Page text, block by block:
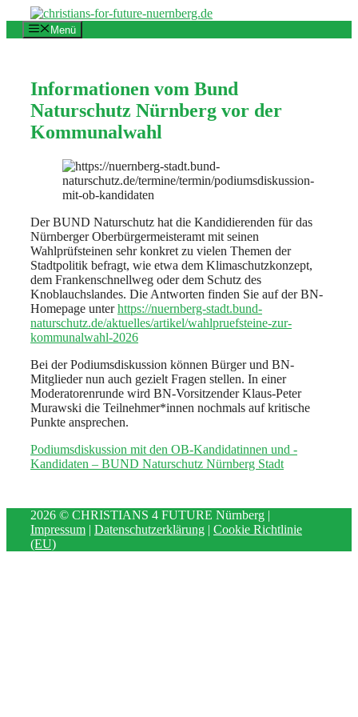
Inhalt
springen
Menü
Informationen vom Bund
Naturschutz Nürnberg vor der
Kommunalwahl
Der BUND Naturschutz hat die Kandidierenden für das
Nürnberger Oberbürgermeisteramt mit seinen
Wahlprüfsteinen sehr konkret zu vielen Themen der
Stadtpolitik befragt, wie etwa dem Klimaschutzkonzept,
dem Frankenschnellweg oder dem Schutz des
Knoblauchslandes. Die Antworten finden Sie auf der BN-
Homepage unterhttps://nuernberg-stadt.bund-
naturschutz.de/aktuelles/artikel/wahlpruefsteine-zur-
kommunalwahl-2026
Bei der Podiumsdiskussion können Bürger und BN-
Mitglieder nun auch gezielt Fragen stellen. In einer
Moderatorenrunde wird BN-Vorsitzender Klaus-Peter
Murawski die Teilnehmer*innen nochmals auf kritische
Punkte ansprechen.
Podiumsdiskussion mit den OB-Kandidatinnen und -
Kandidaten – BUND Naturschutz Nürnberg Stadt
2026 © CHRISTIANS 4 FUTURE Nürnberg |
Impressum | Datenschutzerklärung | Cookie Richtlinie
(EU)